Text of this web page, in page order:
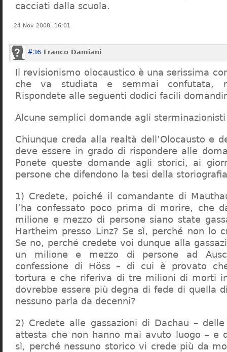
cacciati dalla scuola.
24 Nov 2008, 16:01
#36 Franco Damiani
Il revisionismo olocaustico è una serissima
che va studiata e semmai confutata,
Rispondete alle seguenti dodici facili
Alcune semplici domande agli sterminazionisti
Chiunque creda alla realtà dell’Olocausto e
deve essere in grado di rispondere alle
Ponete queste domande agli storici, ai
persone che difendono la tesi della
1) Credete, poiché il comandante di
l’ha confessato poco prima di morire, che
milione e mezzo di persone siano state
Hartheim presso Linz? Se sì, perché non lo
Se no, perché credete voi dunque alla
un milione e mezzo di persone ad
confessione di Höss – di cui è provato
tortura e che riferiva di tre milioni di morti
dovrebbe essere più degna di fede di quella
nessuno parla da decenni?
2) Credete alle gassazioni di Dachau –
attesta che non hanno mai avuto luogo – e
sì, perché nessuno storico vi crede più da